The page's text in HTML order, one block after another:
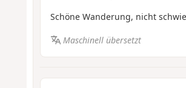
Schöne Wanderung, nicht
Maschinell übersetzt